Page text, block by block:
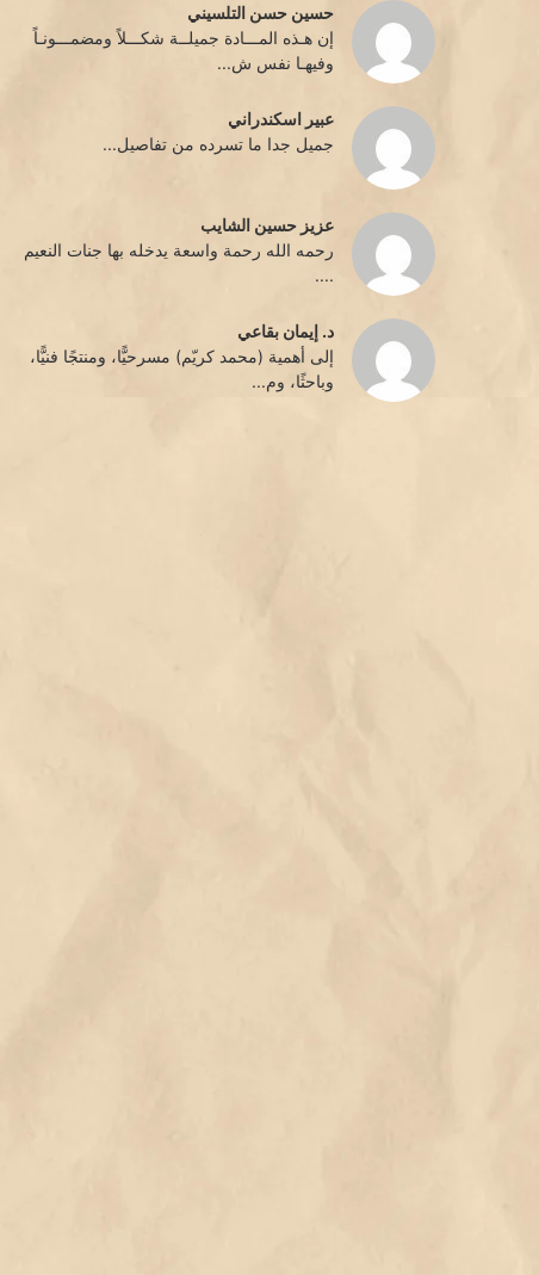
حسين حسن التلسيني
إن هـذه المـــادة جميلــة شكـــلاً ومضمـــونـاً
وفيهـا نفس ش...
عبير اسكندراني
جميل جدا ما تسرده من تفاصيل...
عزيز حسين الشايب
رحمه الله رحمة واسعة يدخله بها جنات النعيم
....
د. إيمان بقاعي
إلى أهمية (محمد كريّم) مسرحيًّا، ومنتجًا فنيًّا،
وباحثًا، وم...